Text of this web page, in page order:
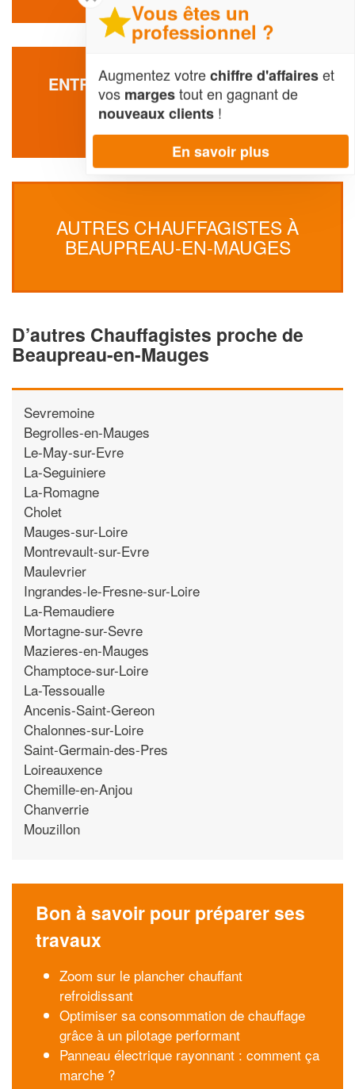
ENTREPRISE BECHEKER DJAMAL
54 Rue D'anjou - Villedieu La Blouere
49110 Beaupreau-en-Mauges
AUTRES CHAUFFAGISTES À
BEAUPREAU-EN-MAUGES
D’autres Chauffagistes proche de
Beaupreau-en-Mauges
Sevremoine
Begrolles-en-Mauges
Le-May-sur-Evre
La-Seguiniere
La-Romagne
Cholet
Mauges-sur-Loire
Montrevault-sur-Evre
Maulevrier
Ingrandes-le-Fresne-sur-Loire
La-Remaudiere
Mortagne-sur-Sevre
Mazieres-en-Mauges
Champtoce-sur-Loire
La-Tessoualle
Ancenis-Saint-Gereon
Chalonnes-sur-Loire
Saint-Germain-des-Pres
Loireauxence
Chemille-en-Anjou
Chanverrie
Mouzillon
Bon à savoir pour préparer ses
travaux
Zoom sur le plancher chauffant
refroidissant
Optimiser sa consommation de chauffage
grâce à un pilotage performant
Panneau électrique rayonnant : comment ça
marche ?
Vous êtes un
professionnel ?
Augmentez votrechiffre d'affaireset
vos margestout en gagnant de
nouveaux clients !
En savoir plus